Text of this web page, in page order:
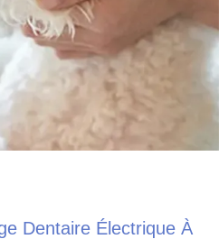
Dentaire Électrique À